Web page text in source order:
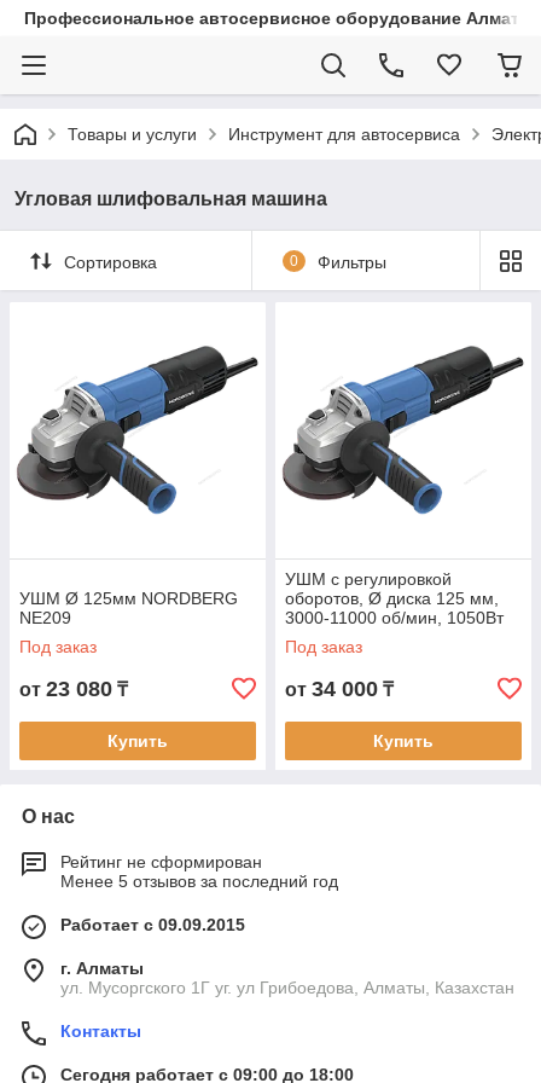
Профессиональное автосервисное оборудование Алматы
Товары и услуги Инструмент для автосервиса
Угловая шлифовальная машина
Сортировка 0 Фильтры
УШМ Ø 125мм NORDBERG
NE209
Под заказ
от 23 080 ₸
Купить
УШМ с регулировкой
оборотов, Ø диска 125 мм,
3000-11000 об/мин, 1050Вт
NORDBERG NE211
Под заказ
от 34 000 ₸
Купить
О нас
Рейтинг не сформирован
Менее 5 отзывов за последний год
Работает с 09.09.2015
г. Алматы
ул. Мусоргского 1Г уг. ул Грибоедова, Алматы, Казахстан
Контакты
Сегодня работает с 09:00 до 18:00